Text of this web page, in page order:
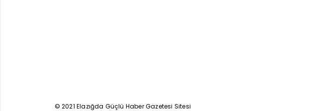
© 2021 Elazığda Güçlü Haber Gazetesi Sitesi